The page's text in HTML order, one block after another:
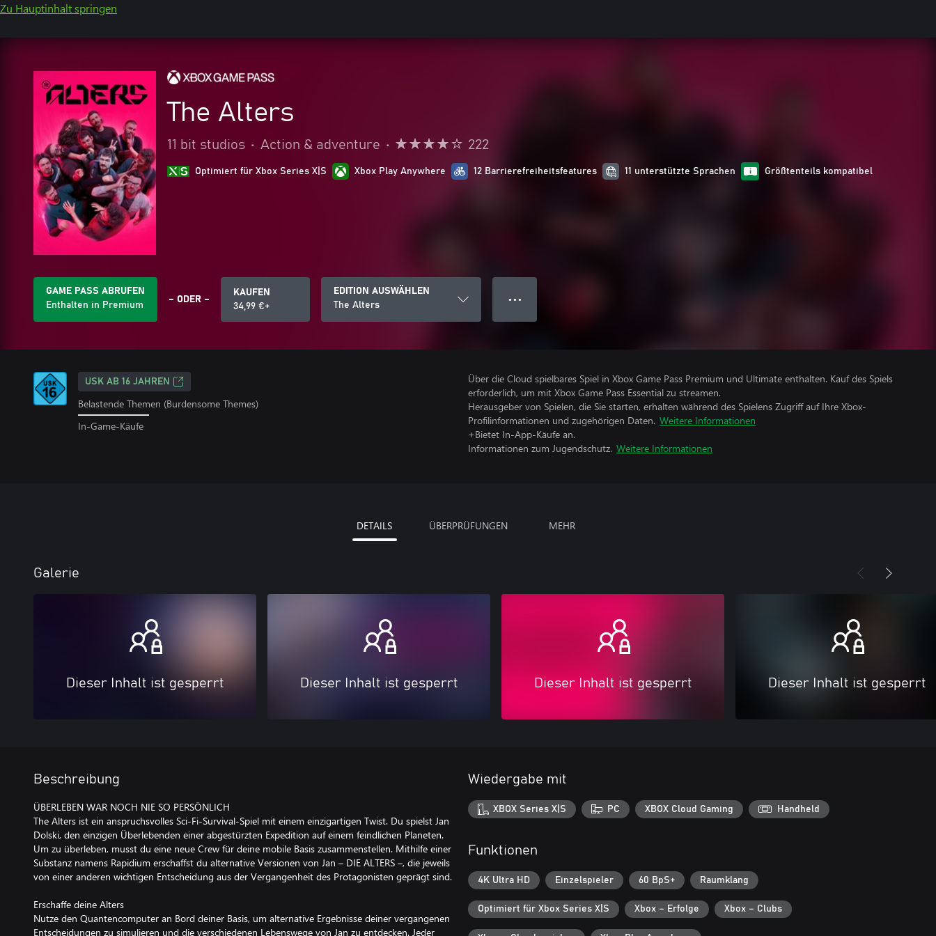
Zu Hauptinhalt springen
The Alters
11 bit studios • Action & adventure • 222
Optimiert für Xbox Series X|S Xbox Play Anywhere 12 Barrierefreiheitsfeatures 11 unterstützte Sprachen Größtenteils kompatibel
GAME PASS ABRUFEN
Enthalten in Premium
– ODER –
KAUFEN
34,99 €+
EDITION AUSWÄHLEN
The Alters
● ● ●
USK AB 16 JAHREN
Belastende Themen (Burdensome Themes)
In-Game-Käufe
Über die Cloud spielbares Spiel in Xbox Game Pass Premium und Ultimate enthalten. Kauf des Spiels
erforderlich, um mit Xbox Game Pass Essential zu streamen.
Herausgeber von Spielen, die Sie starten, erhalten während des Spielens Zugriff auf Ihre Xbox-
Profilinformationen und zugehörigen Daten. Weitere Informationen
+Bietet In-App-Käufe an.
Informationen zum Jugendschutz. Weitere Informationen
DETAILS ÜBERPRÜFUNGEN MEHR
Galerie
Dieser Inhalt ist gesperrt Dieser Inhalt ist gesperrt Dieser Inhalt ist gesperrt Dieser Inhalt ist gesperrt
Beschreibung
ÜBERLEBEN WAR NOCH NIE SO PERSÖNLICH
The Alters ist ein anspruchsvolles Sci-Fi-Survival-Spiel mit einem einzigartigen Twist. Du spielst Jan
Dolski, den einzigen Überlebenden einer abgestürzten Expedition auf einem feindlichen Planeten.
Um zu überleben, musst du eine neue Crew für deine mobile Basis zusammenstellen. Mithilfe einer
Substanz namens Rapidium erschaffst du alternative Versionen von Jan – DIE ALTERS –, die jeweils
von einer anderen wichtigen Entscheidung aus der Vergangenheit des Protagonisten geprägt sind.
Erschaffe deine Alters
Nutze den Quantencomputer an Bord deiner Basis, um alternative Ergebnisse deiner vergangenen
Entscheidungen zu simulieren und die verschiedenen Lebenswege von Jan zu entdecken. Jeder
Wiedergabe mit
XBOX Series X|S PC XBOX Cloud Gaming Handheld
Funktionen
4K Ultra HD Einzelspieler 60 BpS+ Raumklang
Optimiert für Xbox Series X|S Xbox – Erfolge Xbox – Clubs